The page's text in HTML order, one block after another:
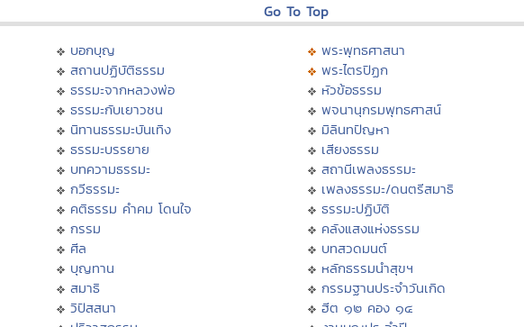
Go To Top
บอกบุญ
สถานปฏิบัติธรรม
ธรรมะจากหลวงพ่อ
ธรรมะกับเยาวชน
นิทานธรรมะบันเทิง
ธรรมะบรรยาย
บทความธรรมะ
กวีธรรมะ
คติธรรม คำคม โดนใจ
กรรม
ศีล
บุญทาน
สมาธิ
วิปัสสนา
พระพุทธศาสนา
พระไตรปิฏก
หัวข้อธรรม
พจนานุกรมพุทธศาสน์
มิลินทปัญหา
เสียงธรรม
สถานีเพลงธรรมะ
เพลงธรรมะ/ดนตรีสมาธิ
ธรรมะปฏิบัติ
คลังแสงแห่งธรรม
บทสวดมนต์
หลักธรรมนำสุขฯ
กรรมฐานประจำวันเกิด
ฮีต ๑๒ คอง ๑๔